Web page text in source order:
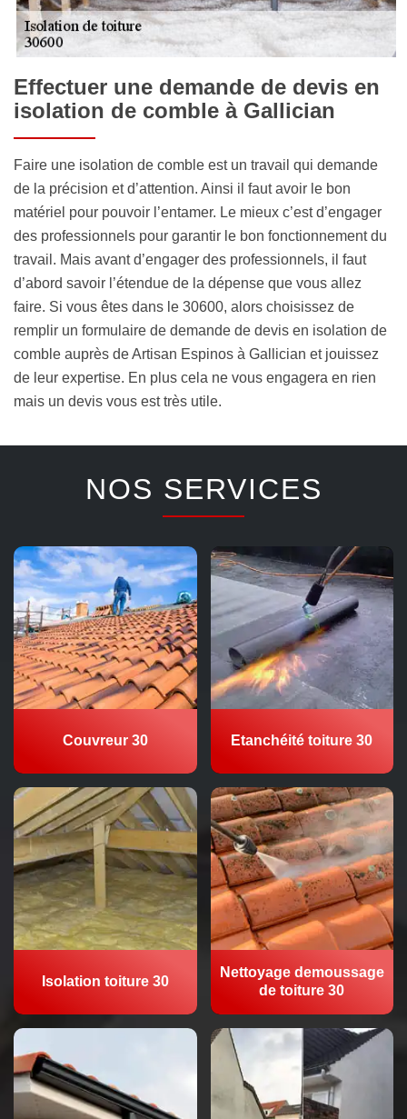
Effectuer une demande de devis en
isolation de comble à Gallician
Faire une isolation de comble est un travail qui demande
de la précision et d’attention. Ainsi il faut avoir le bon
matériel pour pouvoir l’entamer. Le mieux c’est d’engager
des professionnels pour garantir le bon fonctionnement du
travail. Mais avant d’engager des professionnels, il faut
d’abord savoir l’étendue de la dépense que vous allez
faire. Si vous êtes dans le 30600, alors choisissez de
remplir un formulaire de demande de devis en isolation de
comble auprès de Artisan Espinos à Gallician et jouissez
de leur expertise. En plus cela ne vous engagera en rien
mais un devis vous est très utile.
NOS SERVICES
Couvreur 30 Etanchéité toiture 30
Isolation toiture 30
Nettoyage demoussage
de toiture 30